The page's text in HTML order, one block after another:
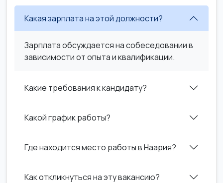
Какая зарплата на этой должности?
Зарплата обсуждается на собеседовании в
зависимости от опыта и квалификации.
Какие требования к кандидату?
Какой график работы?
Где находится место работы в Наария?
Как откликнуться на эту вакансию?